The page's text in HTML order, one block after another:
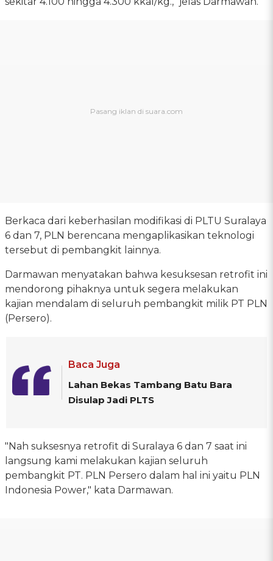
Berkaca dari keberhasilan modifikasi di PLTU Suralaya
6 dan 7, PLN berencana mengaplikasikan teknologi
tersebut di pembangkit lainnya.
Darmawan menyatakan bahwa kesuksesan retrofit ini
mendorong pihaknya untuk segera melakukan
kajian mendalam di seluruh pembangkit milik PT PLN
(Persero).
Baca Juga
Lahan Bekas Tambang Batu Bara
Disulap Jadi PLTS
"Nah suksesnya retrofit di Suralaya 6 dan 7 saat ini
langsung kami melakukan kajian seluruh
pembangkit PT. PLN Persero dalam hal ini yaitu PLN
Indonesia Power," kata Darmawan.